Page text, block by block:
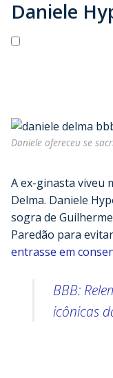
Daniele
Daniele ofereceu se
A ex-ginasta viveu
Delma. Daniele
sogra de
Paredão para
entrasse em
BBB:
icônicas